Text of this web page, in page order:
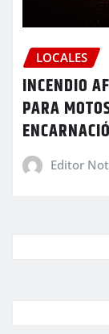
LOCALES
INCENDIO
PARA
Editor